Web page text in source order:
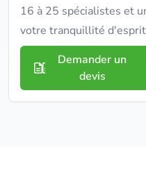
16 à 25 spécialistes et
votre tranquillité
Demander un
devis